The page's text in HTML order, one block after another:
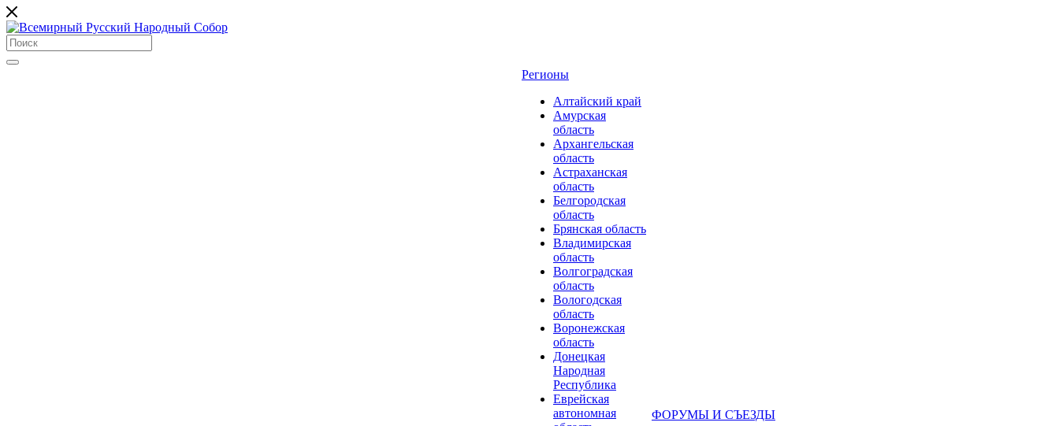
Регионы
Алтайский край
Амурская
область
Архангельская
область
Астраханская
область
Белгородская
область
Брянская область
Владимирская
область
Волгоградская
область
Вологодская
область
Воронежская
область
Донецкая
Народная
Республика
Еврейская
автономная
ФОРУМЫ И СЪЕЗДЫ